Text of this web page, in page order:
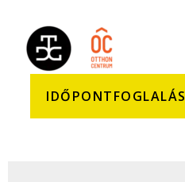
IDŐPONTFOGLALÁS